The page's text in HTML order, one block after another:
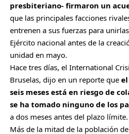
presbiteriano- firmaron un
que las principales facciones
entrenen a sus fuerzas para
Ejército nacional antes de la
unidad en mayo.
Hace tres días, el International
Bruselas, dijo en un reporte que
seis meses está en riesgo de
se ha tomado ninguno de los
a dos meses antes del plazo límite.
Más de la mitad de la población